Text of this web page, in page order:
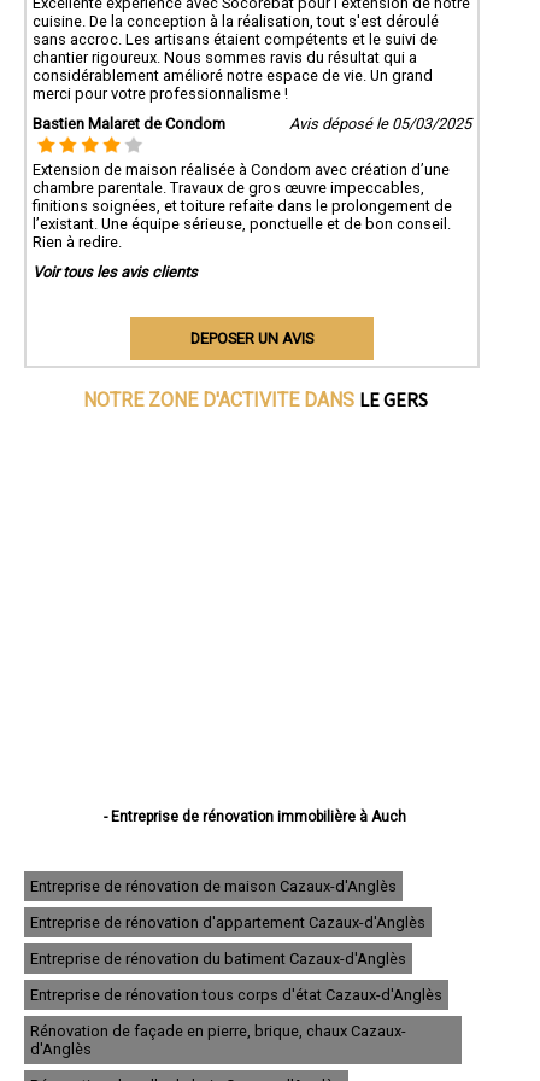
cuisine. De la conception à la réalisation, tout s'est déroulé
sans accroc. Les artisans étaient compétents et le suivi de
chantier rigoureux. Nous sommes ravis du résultat qui a
considérablement amélioré notre espace de vie. Un grand
merci pour votre professionnalisme !
Bastien Malaret de Condom
Avis déposé le 05/03/2025
Extension de maison réalisée à Condom avec création d’une
chambre parentale. Travaux de gros œuvre impeccables,
finitions soignées, et toiture refaite dans le prolongement de
l’existant. Une équipe sérieuse, ponctuelle et de bon conseil.
Rien à redire.
Voir tous les avis clients
DEPOSER UN AVIS
NOTRE ZONE D'ACTIVITE DANS LE GERS
- Entreprise de rénovation immobilière à Auch
- Entreprise de rénovation immobilière à Fleurance
- Entreprise de rénovation immobilière à Eauze
- Entreprise de rénovation immobilière à Mirande
- Entreprise de rénovation immobilière à Lectoure
- Entreprise de rénovation immobilière à Vic-Fezensac
- Entreprise de rénovation immobilière à Gimont
- Entreprise de rénovation immobilière à Pavie
- Entreprise de rénovation immobilière à Samatan
- Entreprise de rénovation immobilière à Lombez
Entreprise de rénovation de maison Cazaux-d'Anglès
Entreprise de rénovation d'appartement Cazaux-d'Anglès
Entreprise de rénovation du batiment Cazaux-d'Anglès
Entreprise de rénovation tous corps d'état Cazaux-d'Anglès
Rénovation de façade en pierre, brique, chaux Cazaux-
d'Anglès